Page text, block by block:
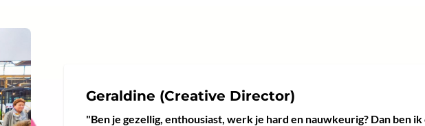
Geraldine (Creative Director)
"Ben je gezellig, enthousiast, werk je hard en nauwkeurig? Dan ben